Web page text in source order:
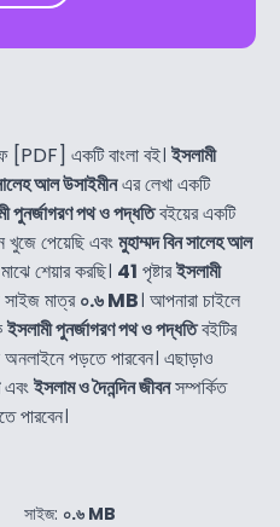
[PDF] একটি বাংলা বই। ইসলামী
আল উসাইমীনএর লেখা একটি
পুনর্জাগরণ পথ ও পদ্ধতিবইয়ের একটি
পেয়েছি এবংমুহাম্মদ বিন সালেহ আল
শেয়ার করছি। 41 পৃষ্টারইসলামী
মাত্র০.৬ MB। আপনারা চাইলে
ইসলামী পুনর্জাগরণ পথ ও পদ্ধতিবইটির
পড়তে পারবেন। এছাড়াও
এবংইসলাম ও দৈনন্দিন জীবনসম্পর্কিত
পারবেন।
সাইজ: ০.৬ MB